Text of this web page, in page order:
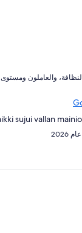
sujui vallan